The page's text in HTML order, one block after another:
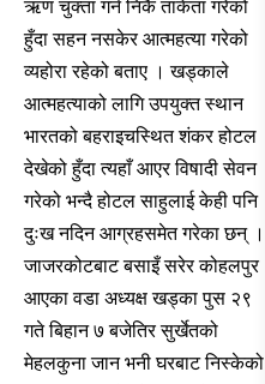
ऋण चुक्ता गर्न निकै ताकेता गरेको
हुँदा सहन नसकेर आत्महत्या गरेको
व्यहोरा रहेको बताए । खड्काले
आत्महत्याको लागि उपयुक्त स्थान
भारतको बहराइचस्थित शंकर होटल
देखेको हुँदा त्यहाँ आएर विषादी सेवन
गरेको भन्दै होटल साहुलाई केही पनि
दुःख नदिन आग्रहसमेत गरेका छन् ।
जाजरकोटबाट बसाइँ सरेर कोहलपुर
आएका वडा अध्यक्ष खड्का पुस २९
गते बिहान ७ बजेतिर सुर्खेतको
मेहलकुना जान भनी घरबाट निस्केको